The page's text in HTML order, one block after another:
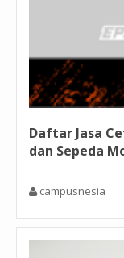
Daftar Jasa
dan Sepeda
campusnesia